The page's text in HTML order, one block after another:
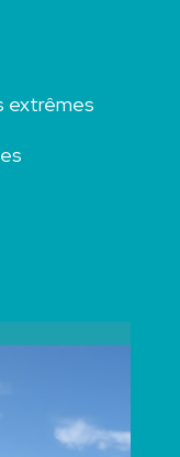
extrêmes